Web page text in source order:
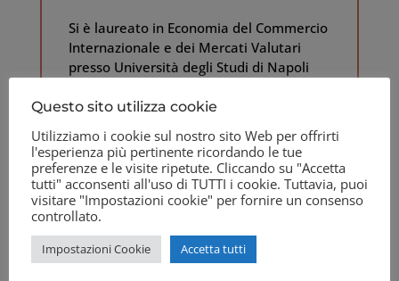
Si è laureato in Economia del Commercio
Internazionale e dei Mercati Valutari
presso Università degli Studi di Napoli
Economia dell’Ambiente presso la
Facoltà di Economia dell’Università degli
Studi e-Campus da aprile 2015. Tra le
sue attività di ricerca: Studio e ricerca sul
rapporto tra PMI ed ambiente, analisi dei
vantaggi e svantaggi della struttura dei
mercati reali, monetari e finanziari con
particolare attenzione al ruolo della
tecnologia nella relazione tra
Questo sito utilizza cookie
Utilizziamo i cookie sul nostro sito Web per offrirti
l'esperienza più pertinente ricordando le tue
preferenze e le visite ripetute. Cliccando su "Accetta
tutti" acconsenti all'uso di TUTTI i cookie. Tuttavia, puoi
visitare "Impostazioni cookie" per fornire un consenso
controllato.
Impostazioni Cookie Accetta tutti